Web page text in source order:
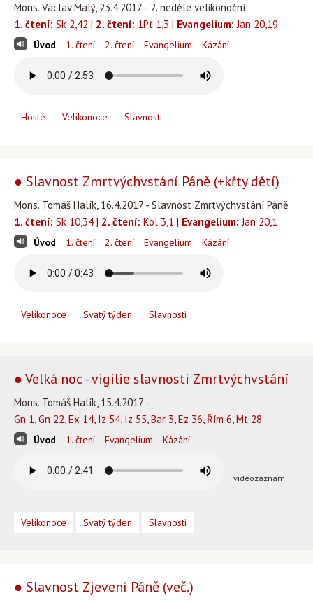
Mons. Václav Malý, 23.4.2017 - 2. neděle velikonoční
1. čtení: Sk 2,42 | 2. čtení: 1Pt 1,3 | Evangelium: Jan 20,19
Úvod 1. čtení 2. čtení Evangelium Kázání
Hosté Velikonoce Slavnosti
● Slavnost Zmrtvýchvstání Páně (+křty dětí)
Mons. Tomáš Halík, 16.4.2017 - Slavnost Zmrtvýchvstání Páně
1. čtení: Sk 10,34 | 2. čtení: Kol 3,1 | Evangelium: Jan 20,1
Úvod 1. čtení 2. čtení Evangelium Kázání
Velikonoce Svatý týden Slavnosti
● Velká noc - vigilie slavnosti Zmrtvýchvstání
Mons. Tomáš Halík, 15.4.2017 -
Gn 1, Gn 22, Ex 14, Iz 54, Iz 55, Bar 3, Ez 36, Řím 6, Mt 28
Úvod 1. čtení Evangelium Kázání
videozáznam
Velikonoce Svatý týden Slavnosti
● Slavnost Zjevení Páně (več.)